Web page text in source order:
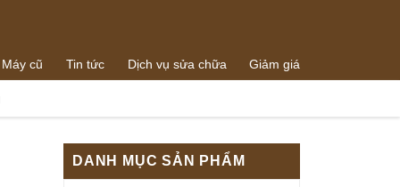
Máy cũ Tin tức Dịch vụ sửa chữa Giảm giá
DANH MỤC SẢN PHẨM